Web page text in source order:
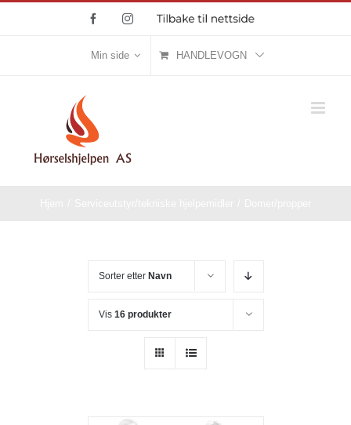
FacebookInstagram
Tilbake
Min side HANDLEVOGN
Sorter etter Navn
Vis 16 produkter